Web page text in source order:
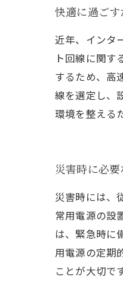
快適に過ご
近年、インタ
ト回線に関す
するため、高
線を選定し、
環境を整える
災害時に必
災害時には、
常用電源の設
は、緊急時に
用電源の定期
ことが大切です